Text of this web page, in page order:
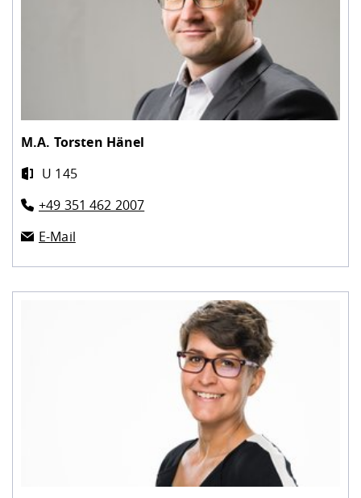
M.A. Torsten Hänel
U 145
+49 351 462 2007
E-Mail